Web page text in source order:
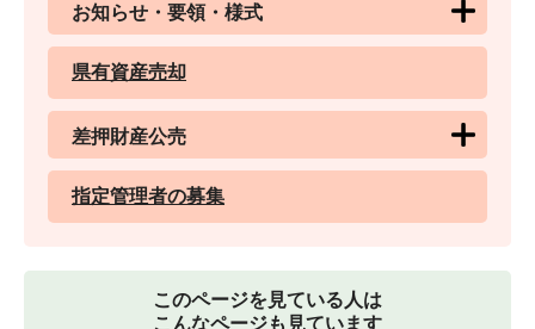
お知らせ・要領・様式
県有資産売却
差押財産公売
指定管理者の募集
このページを見ている人は
こんなページも見ています